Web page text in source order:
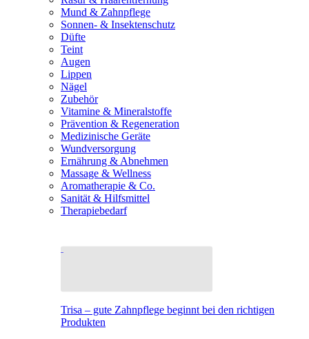
Mund & Zahnpflege
Sonnen- & Insektenschutz
Düfte
Teint
Augen
Lippen
Nägel
Zubehör
Vitamine & Mineralstoffe
Prävention & Regeneration
Medizinische Geräte
Wundversorgung
Ernährung & Abnehmen
Massage & Wellness
Aromatherapie & Co.
Sanität & Hilfsmittel
Therapiebedarf
Trisa – gute Zahnpflege beginnt bei den richtigen
Produkten